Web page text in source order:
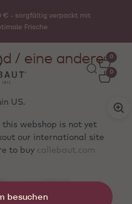
€ - sorgfältig verpackt mit
Frische
0
0
/ eine andere
US.
webshop is not yet
our international site
to buy callebaut.com
besuchen